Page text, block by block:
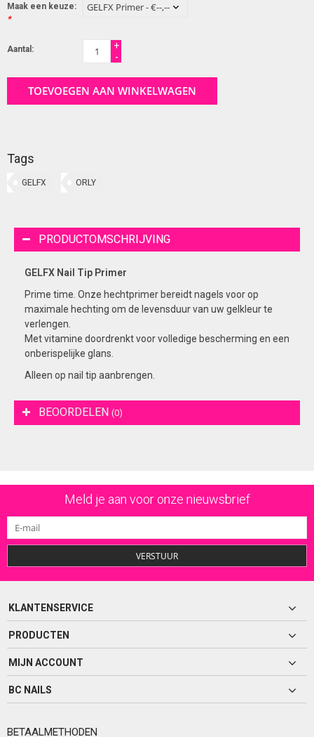
Maak een keuze:
*
Aantal:
+
-
TOEVOEGEN AAN WINKELWAGEN
Tags
GELFX ORLY
PRODUCTOMSCHRIJVING
GELFX Nail Tip Primer
Prime time. Onze hechtprimer bereidt nagels voor op
maximale hechting om de levensduur van uw gelkleur te
verlengen.
Met vitamine doordrenkt voor volledige bescherming en een
onberispelijke glans.
Alleen op nail tip aanbrengen.
BEOORDELEN (0)
Meld je aan voor onze nieuwsbrief
VERSTUUR
KLANTENSERVICE
PRODUCTEN
MIJN ACCOUNT
BC NAILS
BETAALMETHODEN